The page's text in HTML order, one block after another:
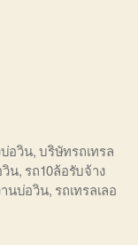
อวิน,บริษัทรถเทรล
วิน, รถ10ล้อรับจ้าง
านบ่อวิน, รถเทรลเลอ